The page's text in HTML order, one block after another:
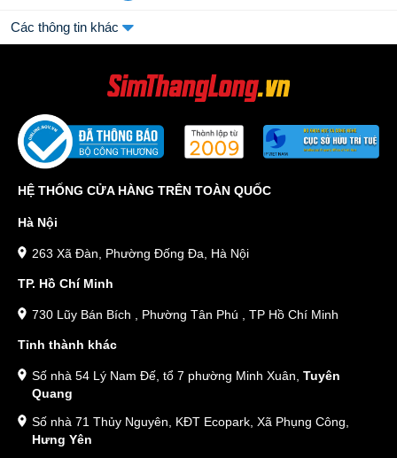
Các thông tin khác
HỆ THỐNG CỬA HÀNG TRÊN TOÀN QUỐC
Hà Nội
263 Xã Đàn, Phường Đống Đa, Hà Nội
TP. Hồ Chí Minh
730 Lũy Bán Bích , Phường Tân Phú , TP Hồ Chí Minh
Tỉnh thành khác
Số nhà 54 Lý Nam Đế, tổ 7 phường Minh Xuân, Tuyên
Quang
Số nhà 71 Thủy Nguyên, KĐT Ecopark, Xã Phụng Công,
Hưng Yên